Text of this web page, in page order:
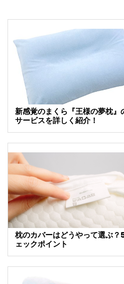
新感覚のまくら『王様の夢枕』
サービスを詳しく紹介！
枕のカバーはどうやって選ぶ？
ェックポイント